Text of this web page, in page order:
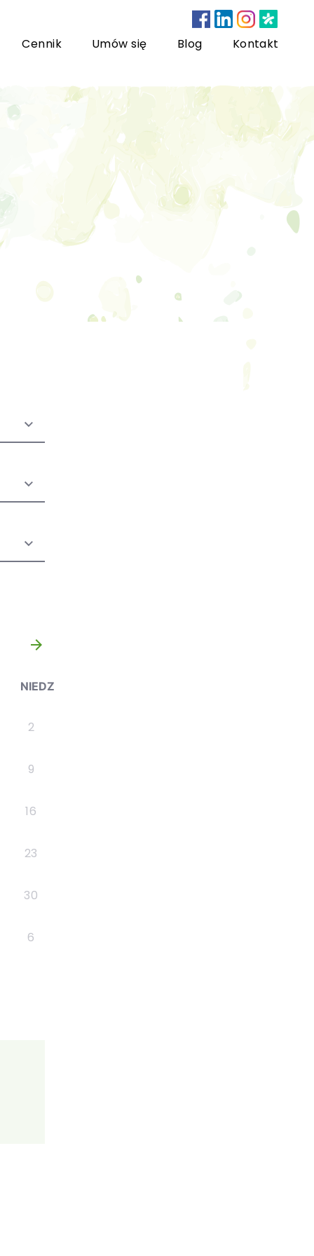
Cennik Umów się Blog Kontakt
bariatryczne
dzieci i młodzieży
rodzinna
Trening Umiejętności Społecznych dla dzieci i
NIEDZ
2
9
16
23
30
6